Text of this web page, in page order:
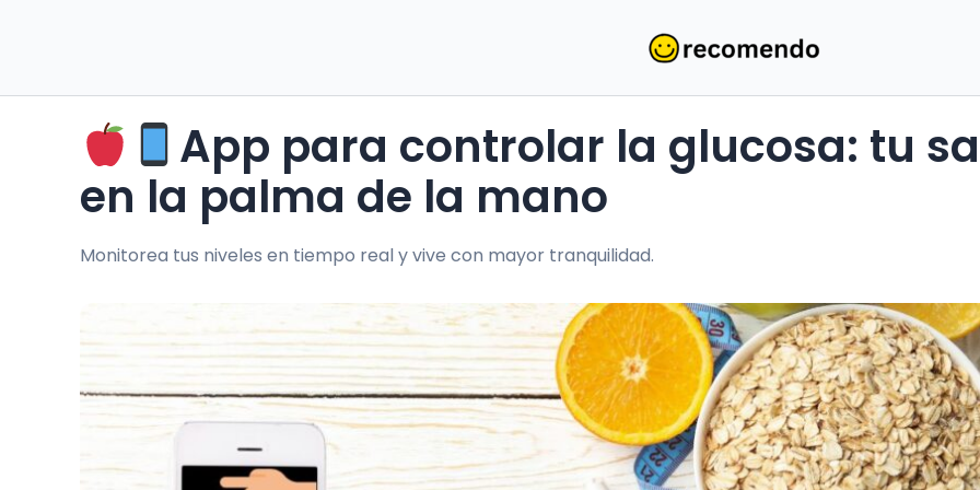
App para controlar la glucosa: tu
en la palma de la mano
Monitorea tus niveles en tiempo real y vive con mayor tranquilidad.